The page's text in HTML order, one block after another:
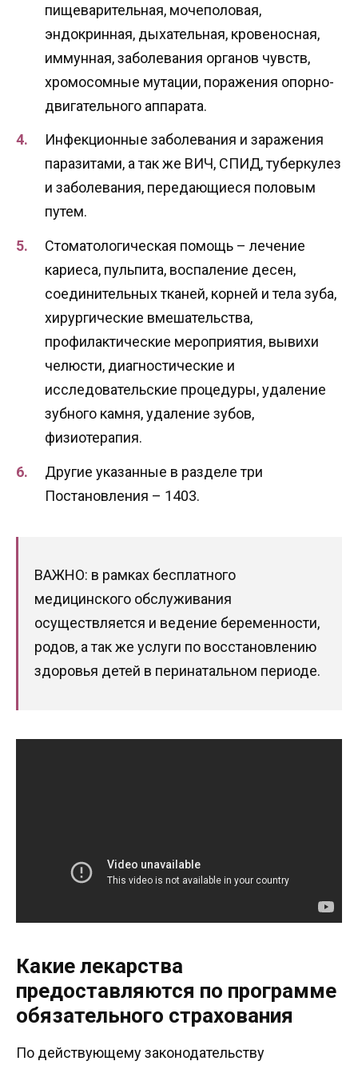
пищеварительная, мочеполовая,
эндокринная, дыхательная, кровеносная,
иммунная, заболевания органов чувств,
хромосомные мутации, поражения опорно-
двигательного аппарата.
Инфекционные заболевания и заражения
паразитами, а так же ВИЧ, СПИД, туберкулез
и заболевания, передающиеся половым
путем.
Стоматологическая помощь – лечение
кариеса, пульпита, воспаление десен,
соединительных тканей, корней и тела зуба,
хирургические вмешательства,
профилактические мероприятия, вывихи
челюсти, диагностические и
исследовательские процедуры, удаление
зубного камня, удаление зубов,
физиотерапия.
Другие указанные в разделе три
Постановления – 1403.
ВАЖНО: в рамках бесплатного
медицинского обслуживания
осуществляется и ведение беременности,
родов, а так же услуги по восстановлению
здоровья детей в перинатальном периоде.
Какие лекарства
предоставляются по программе
обязательного страхования
По действующему законодательству